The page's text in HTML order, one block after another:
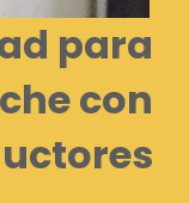
para
con